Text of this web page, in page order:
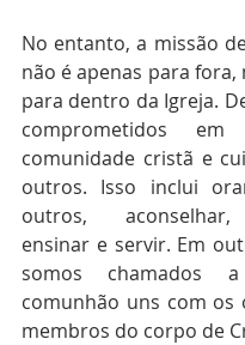
No entanto, a missão
não é apenas para fora,
para dentro da Igreja.
comprometidos
comunidade cristã e
outros. Isso inclui
outros,
ensinar e servir. Em
somos chamados
comunhão uns com os
membros do corpo de